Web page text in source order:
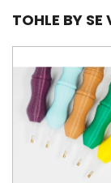
TOHLE BY